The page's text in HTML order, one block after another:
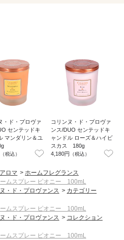
・ド・プロヴァ
センテッドキ
マンダリン＆ユ
（税込）
コリンヌ・ド・プロヴァ
ンス/DUO センテッドキ
ャンドル ローズ＆ハイビ
スカス 180g
4,180円
（税込）
ロマ > ホームフレグランス
ームスプレー ピオニー 100mL
・ド・プロヴァンス > カテゴリー
ームスプレー ピオニー 100mL
・ド・プロヴァンス > コレクション
ームスプレー ピオニー 100mL